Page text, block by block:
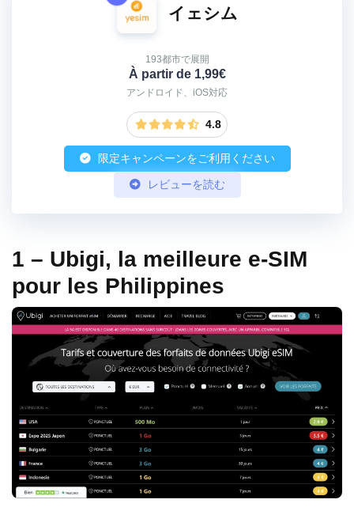
イェシム
193都市で展開
À partir de 1,99€
アンドロイド、iOS対応
4.8
限定キャンペーンをご利用ください
レビューを読む
1 – Ubigi, la meilleure e-SIM
pour les Philippines